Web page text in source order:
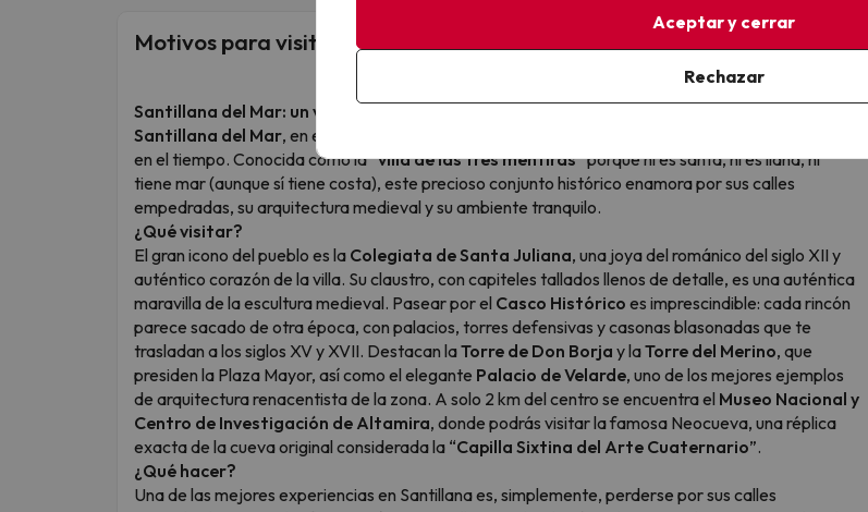
Motivos para visitar este destino
Santillana del Mar: un viaje al pasado lleno de magia y encanto
Santillana del Mar, en el corazón de Cantabria, es uno de esos destinos que parecen detenidos
en el tiempo. Conocida como la “villa de las tres mentiras” porque ni es santa, ni es llana, ni
tiene mar (aunque sí tiene costa), este precioso conjunto histórico enamora por sus calles
empedradas, su arquitectura medieval y su ambiente tranquilo.
¿Qué visitar?
El gran icono del pueblo es la Colegiata de Santa Juliana, una joya del románico del siglo XII y
auténtico corazón de la villa. Su claustro, con capiteles tallados llenos de detalle, es una auténtica
maravilla de la escultura medieval. Pasear por el Casco Histórico es imprescindible: cada rincón
parece sacado de otra época, con palacios, torres defensivas y casonas blasonadas que te
trasladan a los siglos XV y XVII. Destacan laTorre de Don Borja y laTorre del Merino, que
presiden la Plaza Mayor, así como el elegante Palacio de Velarde, uno de los mejores ejemplos
de arquitectura renacentista de la zona. A solo 2 km del centro se encuentra el Museo Nacional y
Centro de Investigación de Altamira, donde podrás visitar la famosa Neocueva, una réplica
exacta de la cueva original considerada la “Capilla Sixtina del Arte Cuaternario”.
¿Qué hacer?
Una de las mejores experiencias en Santillana es, simplemente, perderse por sus calles
Aceptar y cerrar
Rechazar